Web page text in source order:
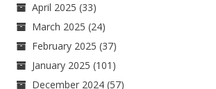
April 2025 (33)
March 2025 (24)
February 2025 (37)
January 2025 (101)
December 2024 (57)